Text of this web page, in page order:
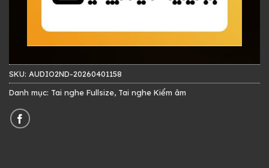
SKU: AUDIO2ND-20260401158
Danh mục: Tai nghe Fullsize, Tai nghe Kiểm âm